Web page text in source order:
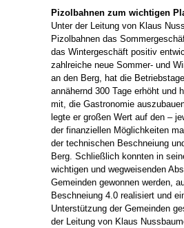
Pizolbahnen zum wichtigen
Unter der Leitung von Klaus
Pizolbahnen das
das Wintergeschäft positiv
zahlreiche neue Sommer- und
an den Berg, hat die
annähernd 300 Tage erhöht und
mit, die Gastronomie
legte er großen Wert auf den –
der finanziellen Möglichkeiten
der technischen Beschneiung
Berg. Schließlich konnten in
wichtigen und wegweisenden
Gemeinden gewonnen werden,
Beschneiung 4.0 realisiert und
Unterstützung der Gemeinden
der Leitung von Klaus